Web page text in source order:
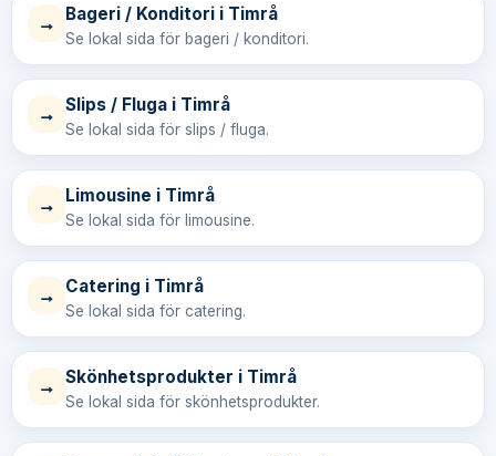
→ Bageri / Konditori i Timrå
Se lokal sida för bageri / konditori.
→ Slips / Fluga i Timrå
Se lokal sida för slips / fluga.
→ Limousine i Timrå
Se lokal sida för limousine.
→ Catering i Timrå
Se lokal sida för catering.
→ Skönhetsprodukter i Timrå
Se lokal sida för skönhetsprodukter.